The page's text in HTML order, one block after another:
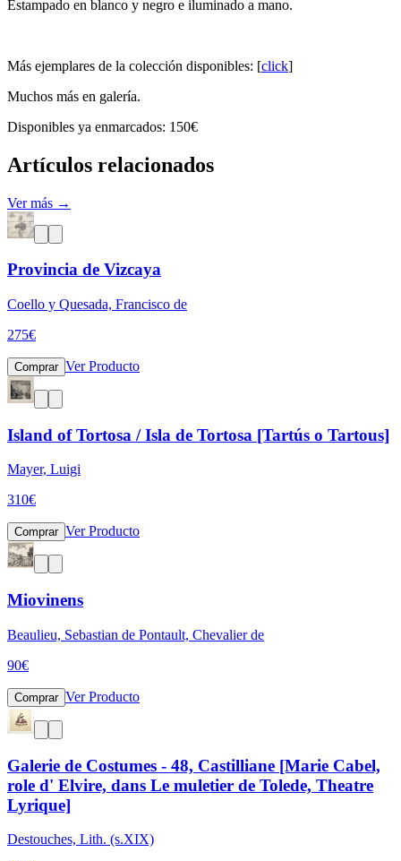
Estampado en blanco y negro e iluminado a mano.
Más ejemplares de la colección disponibles: [click]
Muchos más en galería.
Disponibles ya enmarcados: 150€
Artículos relacionados
Ver más →
Provincia de Vizcaya
Coello y Quesada, Francisco de
275€
Comprar Ver Producto
Island of Tortosa / Isla de Tortosa [Tartús o Tartous]
Mayer, Luigi
310€
Comprar Ver Producto
Miovinens
Beaulieu, Sebastian de Pontault, Chevalier de
90€
Comprar Ver Producto
Galerie de Costumes - 48, Castilliane [Marie Cabel,
role d' Elvire, dans Le muletier de Tolede, Theatre
Lyrique]
Destouches, Lith. (s.XIX)